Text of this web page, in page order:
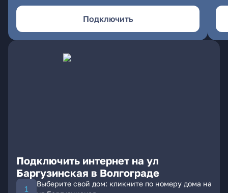
Подключить
Подключить интернет на ул
Баргузинская в Волгограде
Выберите свой дом: кликните по номеру дома на